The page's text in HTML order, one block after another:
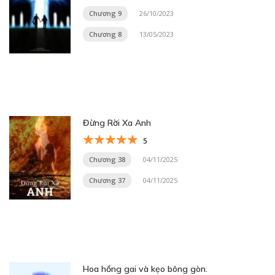
Chương 9 26/10/2023
Chương 8 13/05/2023
Đừng Rời Xa Anh
5
Chương 38 04/11/2025
Chương 37 04/11/2025
Hoa hồng gai và kẹo bông gòn.